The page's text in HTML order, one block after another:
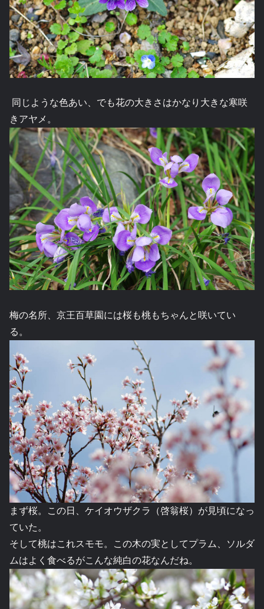
同じような色あい、でも花の大きさはかなり大きな寒咲
きアヤメ。
梅の名所、京王百草園には桜も桃もちゃんと咲いてい
る。
まず桜。この日、ケイオウザクラ（啓翁桜）が見頃になっ
ていた。
そして桃はこれスモモ。この木の実としてプラム、ソルダ
ムはよく食べるがこんな純白の花なんだね。